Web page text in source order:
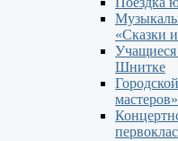
«Сказки
Шнитке
мастеров»